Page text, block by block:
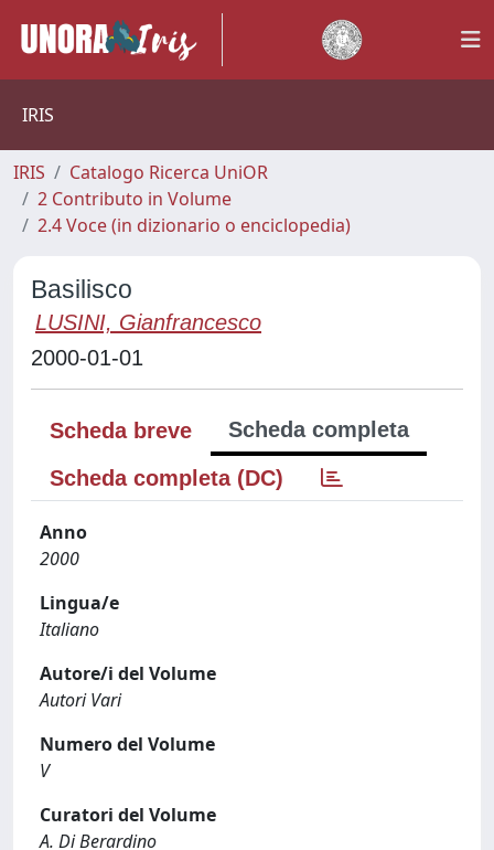
IRIS
IRIS
Catalogo Ricerca UniOR
2 Contributo in Volume
2.4 Voce (in dizionario o enciclopedia)
Basilisco
LUSINI, Gianfrancesco
2000-01-01
Scheda breve
Scheda completa
Scheda completa (DC)
Anno
2000
Lingua/e
Italiano
Autore/i del Volume
Autori Vari
Numero del Volume
V
Curatori del Volume
A. Di Berardino